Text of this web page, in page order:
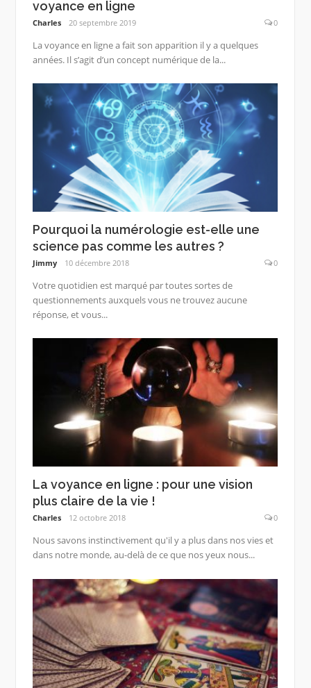
voyance en ligne
Charles 20 septembre 2019 0
La voyance en ligne a fait son apparition il y a quelques
années. Il s’agit d’un concept numérique de la...
Pourquoi la numérologie est-elle une
science pas comme les autres ?
Jimmy 10 décembre 2018 0
Votre quotidien est marqué par toutes sortes de
questionnements auxquels vous ne trouvez aucune
réponse, et vous...
La voyance en ligne : pour une vision
plus claire de la vie !
Charles 12 octobre 2018 0
Nous savons instinctivement qu'il y a plus dans nos vies et
dans notre monde, au-delà de ce que nos yeux nous...